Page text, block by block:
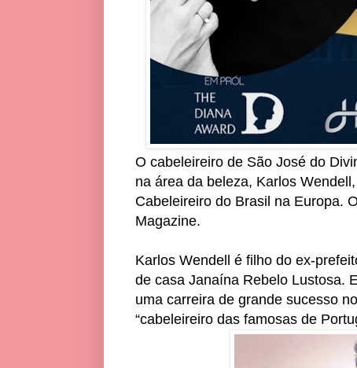
O cabeleireiro de São José do
na área da beleza, Karlos
Cabeleireiro do Brasil na Europa.
Magazine.
Karlos Wendell é filho do ex-
de casa Janaína Rebelo Lustosa.
uma carreira de grande sucesso
“cabeleireiro das famosas de